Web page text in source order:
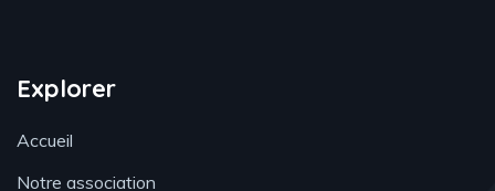
Explorer
Accueil
Notre association